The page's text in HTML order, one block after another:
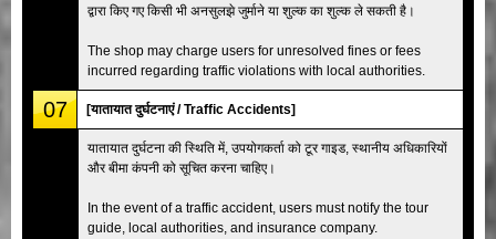
द्वारा किए गए किसी भी अनसुलझे जुर्माने या शुल्क का शुल्क ले सकती है।
The shop may charge users for unresolved fines or fees
incurred regarding traffic violations with local authorities.
07 [यातायात दुर्घटनाएं / Traffic Accidents]
यातायात दुर्घटना की स्थिति में, उपयोगकर्ता को टूर गाइड, स्थानीय अधिकारियों
और बीमा कंपनी को सूचित करना चाहिए।
In the event of a traffic accident, users must notify the tour
guide, local authorities, and insurance company.